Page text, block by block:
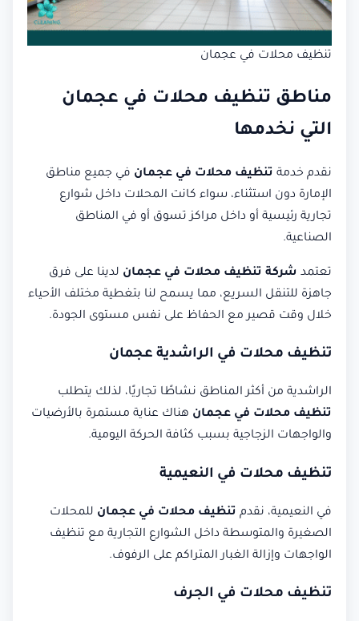
تنظيف محلات في عجمان
مناطق تنظيف محلات في عجمان
التي نخدمها
نقدم خدمة تنظيف محلات في عجمان في جميع مناطق
الإمارة دون استثناء، سواء كانت المحلات داخل شوارع
تجارية رئيسية أو داخل مراكز تسوق أو في المناطق
الصناعية.
تعتمد شركة تنظيف محلات في عجمان لدينا على فرق
جاهزة للتنقل السريع، مما يسمح لنا بتغطية مختلف الأحياء
خلال وقت قصير مع الحفاظ على نفس مستوى الجودة.
تنظيف محلات في الراشدية عجمان
الراشدية من أكثر المناطق نشاطًا تجاريًا، لذلك يتطلب
تنظيف محلات في عجمان هناك عناية مستمرة بالأرضيات
والواجهات الزجاجية بسبب كثافة الحركة اليومية.
تنظيف محلات في النعيمية
في النعيمية، نقدم تنظيف محلات في عجمان للمحلات
الصغيرة والمتوسطة داخل الشوارع التجارية مع تنظيف
الواجهات وإزالة الغبار المتراكم على الرفوف.
تنظيف محلات في الجرف